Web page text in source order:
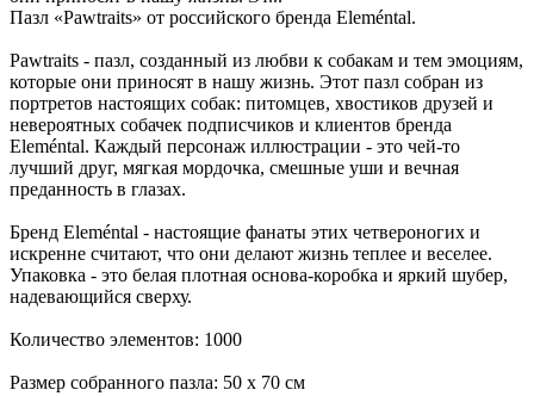
Пазл «Pawtraits» от российского бренда Eleméntal.
Pawtraits - пазл, созданный из любви к собакам и тем эмоциям,
которые они приносят в нашу жизнь. Этот пазл собран из
портретов настоящих собак: питомцев, хвостиков друзей и
невероятных собачек подписчиков и клиентов бренда
Eleméntal. Каждый персонаж иллюстрации - это чей-то
лучший друг, мягкая мордочка, смешные уши и вечная
преданность в глазах.
Бренд Eleméntal - настоящие фанаты этих четвероногих и
искренне считают, что они делают жизнь теплее и веселее.
Упаковка - это белая плотная основа-коробка и яркий шубер,
надевающийся сверху.
Количество элементов: 1000
Размер собранного пазла: 50 х 70 см